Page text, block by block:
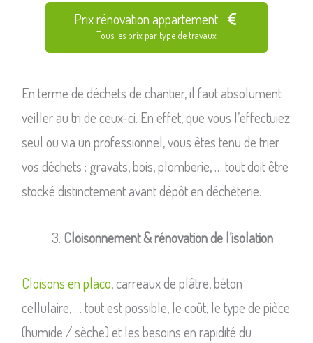
Prix rénovation appartement
Tous les prix par type de travaux
En terme de déchets de chantier, il faut absolument
veiller au tri de ceux-ci. En effet, que vous l’effectuiez
seul ou via un professionnel, vous êtes tenu de trier
vos déchets : gravats, bois, plomberie, … tout doit être
stocké distinctement avant dépôt en déchèterie.
Cloisonnement & rénovation de l’isolation
Cloisons en placo, carreaux de plâtre, béton
cellulaire, … tout est possible, le coût, le type de pièce
(humide / sèche) et les besoins en rapidité du